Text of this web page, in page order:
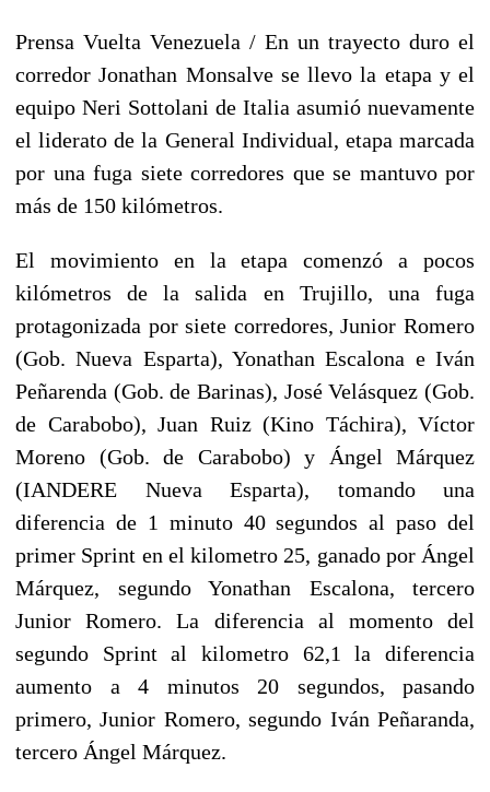
Prensa Vuelta Venezuela / En un trayecto duro el
corredor Jonathan Monsalve se llevo la etapa y el
equipo Neri Sottolani de Italia asumió nuevamente
el liderato de la General Individual, etapa marcada
por una fuga siete corredores que se mantuvo por
más de 150 kilómetros.
El movimiento en la etapa comenzó a pocos
kilómetros de la salida en Trujillo, una fuga
protagonizada por siete corredores, Junior Romero
(Gob. Nueva Esparta), Yonathan Escalona e Iván
Peñarenda (Gob. de Barinas), José Velásquez (Gob.
de Carabobo), Juan Ruiz (Kino Táchira), Víctor
Moreno (Gob. de Carabobo) y Ángel Márquez
(IANDERE Nueva Esparta), tomando una
diferencia de 1 minuto 40 segundos al paso del
primer Sprint en el kilometro 25, ganado por Ángel
Márquez, segundo Yonathan Escalona, tercero
Junior Romero. La diferencia al momento del
segundo Sprint al kilometro 62,1 la diferencia
aumento a 4 minutos 20 segundos, pasando
primero, Junior Romero, segundo Iván Peñaranda,
tercero Ángel Márquez.